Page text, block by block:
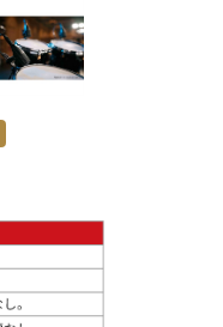
レコーディング機器